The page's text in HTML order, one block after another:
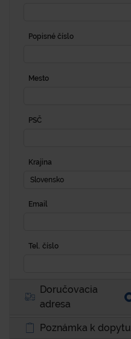
Popisné číslo
Mesto
PSČ
Krajina
Slovensko
Email
Tel. číslo
Doručovacia
adresa
Poznámka k dopytu